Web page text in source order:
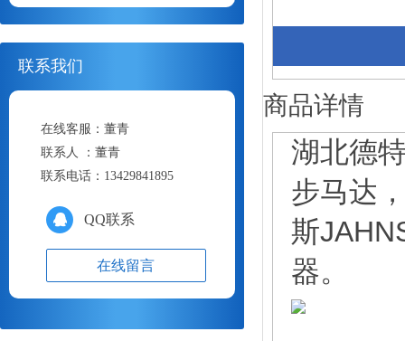
联系我们
在线客服：董青
联系人 ：董青
联系电话： 13429841895
QQ联系
在线留言
商品详情
湖北德
步马达
斯
器。